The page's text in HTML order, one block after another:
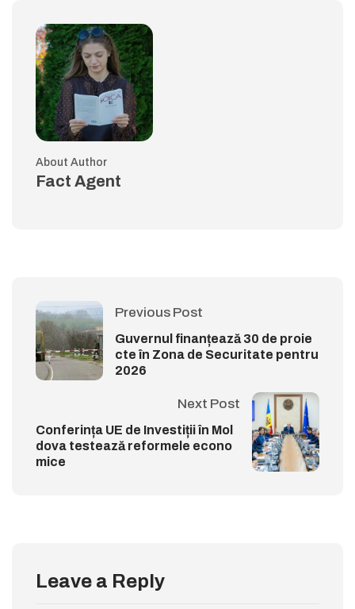
About Author
Fact Agent
Previous Post
Guvernul finanțează 30 de proie
cte în Zona de Securitate pentru
2026
Next Post
Conferința UE de Investiții în Mol
dova testează reformele econo
mice
Leave a Reply